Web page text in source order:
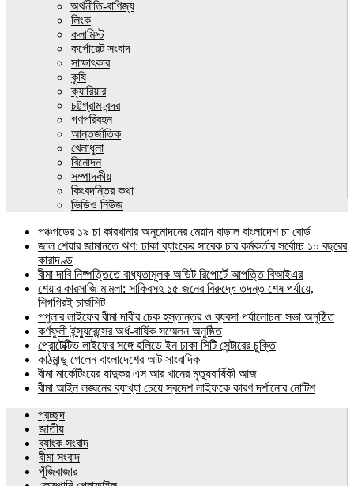
অর্থনীতি-বাণিজ্য
লিংক
কলামিস্ট
কর্পোরেট সংবাদ
সাক্ষাৎকার
কৃষি
ক্যারিয়ার
চট্টগ্রাম-বন্দর
গণপরিবহন
আন্তর্জাতিক
খেলাধুলা
বিনোদন
সম্পাদকীয়
কিংবদন্তির কথা
ভিডিও নিউজ
পঞ্চগড়ের ১৯ চা কারখানার অনুমোদনের মেয়াদ বাড়াল বাংলাদেশ চা বোর্ড
জাল শেয়ার জামানতে ঋণ: ঢাকা ব্যাংকের সাবেক চার কর্মকর্তার সর্বোচ্চ ১০ বছরের
কারাদণ্ড
বীমা দাবি নিষ্পত্তিতে বাধ্যতামূলক অডিট রিপোর্টে আপত্তি বিআইএর
শেয়ার কারসাজি মামলা: সাকিবসহ ১৫ জনের বিরুদ্ধে তদন্ত শেষ পর্যায়ে,
শিগগিরই চার্জশিট
পপুলার লাইফের বীমা দাবীর চেক হস্তান্তর ও ব্যবসা পর্যালোচনা সভা অনুষ্ঠিত
কর্ণফুলী ইন্স্যুরেন্সের অর্ধ-বার্ষিক সম্মেলন অনুষ্ঠিত
প্রোটেক্টিভ লাইফের সঙ্গে হলিডে ইন ঢাকা সিটি সেন্টারের চুক্তি
কাঠমান্ডু গেলেন বাংলাদেশের আট সাংবাদিক
বীমা মার্কেটিংয়ের যাদুকর এস আর খানের মৃত্যুবার্ষিকী আজ
বীমা আইন লঙ্ঘনের ব্যাখ্যা চেয়ে স্বদেশ লাইফকে কারণ দর্শানোর নোটিশ
প্রচ্ছদ
জাতীয়
ব্যাংক সংবাদ
বীমা সংবাদ
পুঁজিবাজার